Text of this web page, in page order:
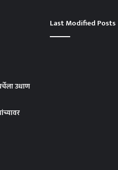
उधाण
Last Modified Posts